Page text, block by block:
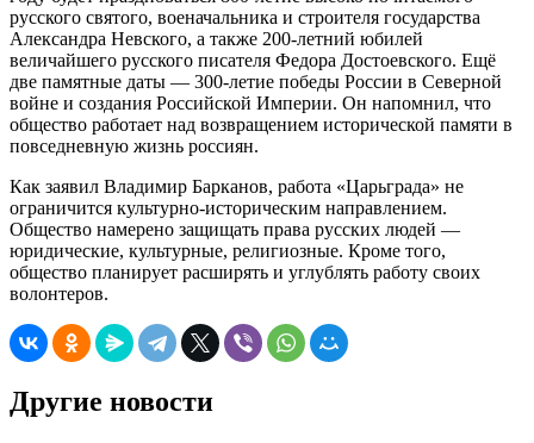
русского святого, военачальника и строителя государства
Александра Невского, а также 200-летний юбилей
величайшего русского писателя Федора Достоевского. Ещё
две памятные даты — 300-летие победы России в Северной
войне и создания Российской Империи. Он напомнил, что
общество работает над возвращением исторической памяти в
повседневную жизнь россиян.
Как заявил Владимир Барканов, работа «Царьграда» не
ограничится культурно-историческим направлением.
Общество намерено защищать права русских людей —
юридические, культурные, религиозные. Кроме того,
общество планирует расширять и углублять работу своих
волонтеров.
Другие новости